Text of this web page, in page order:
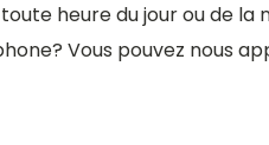
heure du jour ou de la
Vous pouvez nous